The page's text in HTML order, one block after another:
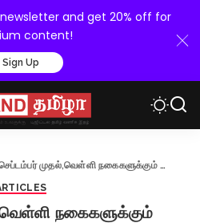
and get 20% off for
content!
Sign Up
முதல்,வெள்ளி நகைகளுக்கும் ஹால்மார்க் கட்டாயமாக்கப்படுகிறது.
நகைகளுக்கும்